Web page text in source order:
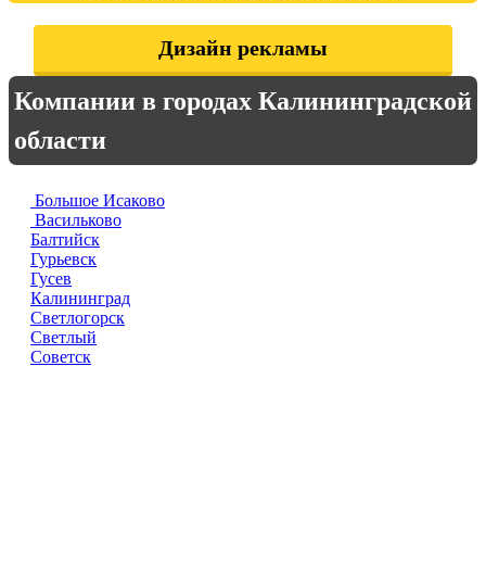
Дизайн рекламы
Компании в городах Калининградской
области
Большое Исаково
Васильково
Балтийск
Гурьевск
Гусев
Калининград
Светлогорск
Светлый
Советск